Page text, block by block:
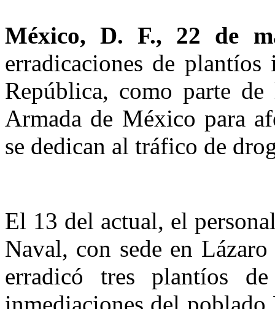
México, D. F., 22 de
erradicaciones de
República, como parte
Armada de México para
se dedican al tráfico de
El 13 del actual, el
Naval, con sede en
erradicó tres plantíos
inmediaciones del poblado